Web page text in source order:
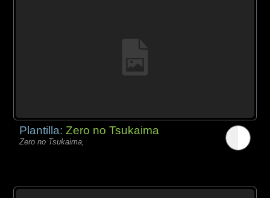
Plantilla:Zero no Tsukaima
Zero no Tsukaima,